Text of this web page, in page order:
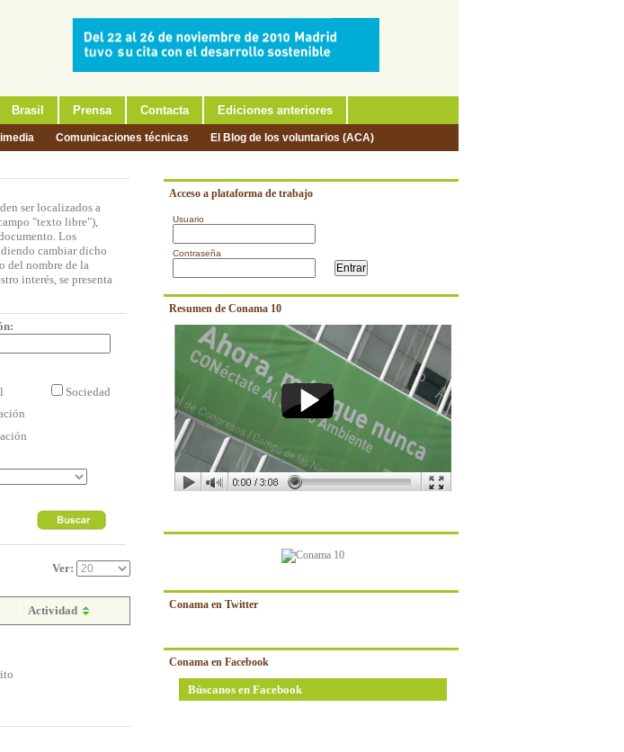
Brasil Prensa Contacta Ediciones anteriores
Comunicaciones técnicas El Blog de los voluntarios (ACA)
Acceso a plataforma de trabajo
Usuario
Contraseña
Resumen de Conama 10
Conama en Twitter
Conama en Facebook
Búscanos en Facebook
ser localizados a
"texto libre"),
Los
cambiar dicho
del nombre de la
interés, se presenta
Sociedad
Ver:
Actividad